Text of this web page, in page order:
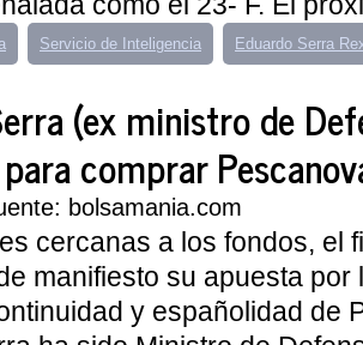
Servicio de Inteligencia Eduardo Serra
(ex ministro de
comprar
bolsamania.com
cercanas a los fondos, el
manifiesto su apuesta por
y españolidad de